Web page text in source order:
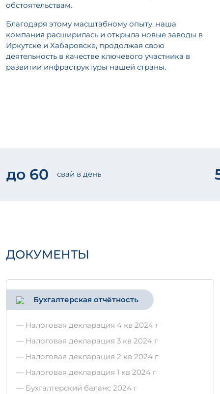
обстоятельствам.
Благодаря этому масштабному опыту, наша
компания расширилась и открыла новые заводы в
Иркутске и Хабаровске, продолжая свою
деятельность в качестве ключевого участника в
развитии инфраструктуры нашей страны.
до 60 свай в день
ДОКУМЕНТЫ
Бухгалтерская отчётность
— Налоговая декларация 4 кв 2024 г
— Налоговая декларация 3 кв 2024 г
— Налоговая декларация 2 кв 2024 г
— Налоговая декларация 1 кв 2024 г
— Бухгалтерский баланс 2024 г